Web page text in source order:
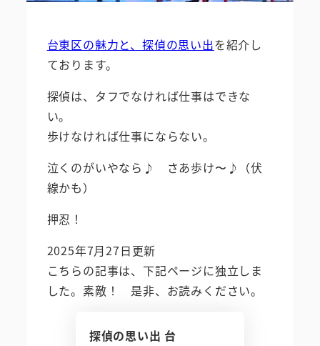
台東区の魅力と、探偵の思い出を紹介し
ております。
探偵は、タフでなければ仕事はできな
い。
歩けなければ仕事にならない。
泣くのがいやなら♪ さあ歩け〜♪（伏
線かも）
押忍︎！
2025年7月27日更新
こちらの記事は、下記ページに独立しま
した。素敵！ 是非、お読みください。
探偵の思い出 台